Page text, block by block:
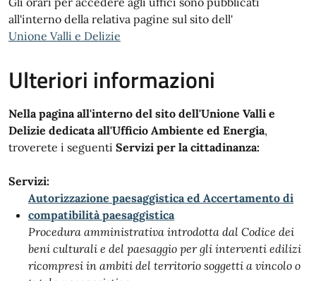
all'interno della relativa pagine sul sito dell'
Unione Valli e Delizie
Ulteriori informazioni
Nella pagina all'interno del sito dell'Unione Valli e
Delizie dedicata all'Ufficio Ambiente ed Energia,
troverete i seguenti Servizi per la cittadinanza:
Servizi:
Autorizzazione paesaggistica ed Accertamento di
compatibilità paesaggistica
Procedura amministrativa introdotta dal Codice dei
beni culturali e del paesaggio per gli interventi edilizi
ricompresi in ambiti del territorio soggetti a vincolo o